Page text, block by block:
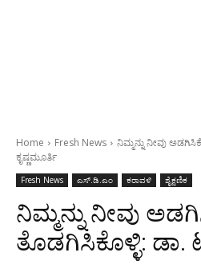
Home Fresh News
ನಿಮ್ಮನ್ನು ನೀವು
ಕೃಷ್ಣಮೂರ್ತಿ
Fresh News ಎಸ್‌.ಡಿ.ಎಂ ಕರಾವಳಿ ಶೈಕ್ಷಣಿಕ
ನಿಮ್ಮನ್ನು ನೀವು
ತೊಡಗಿಸಿಕೊಳ್ಳಿ: ಡಾ.